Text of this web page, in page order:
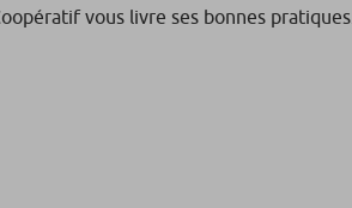
vous livre ses bonnes pratiques.